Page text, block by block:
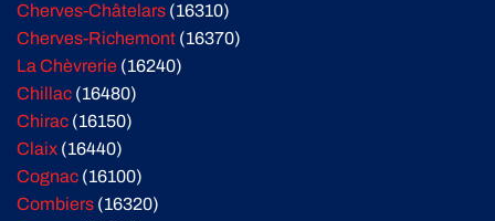
Cherves-Châtelars (16310)
Cherves-Richemont (16370)
La Chèvrerie (16240)
Chillac (16480)
Chirac (16150)
Claix (16440)
Cognac (16100)
Combiers (16320)